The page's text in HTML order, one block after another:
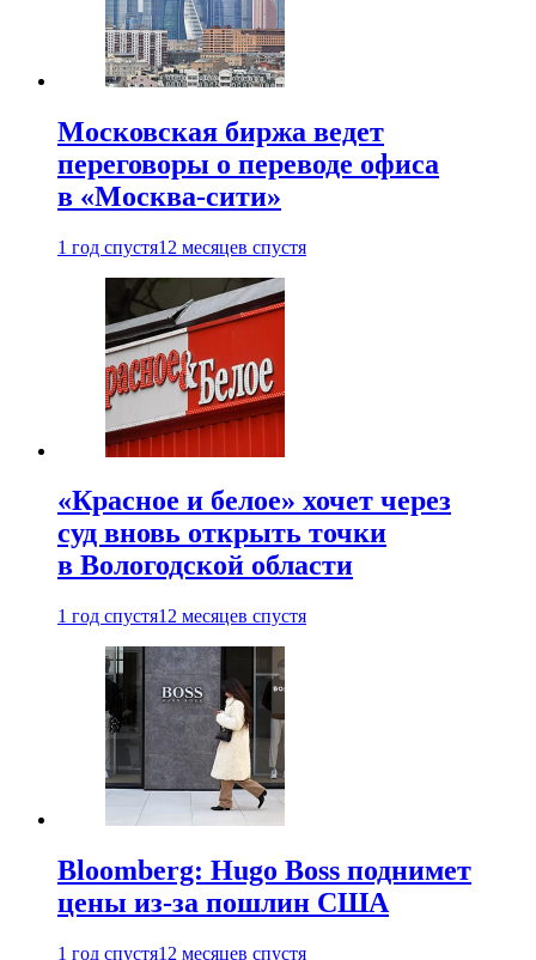
Московская биржа ведет
переговоры о переводе офиса
в «Москва-сити»
1 год спустя12 месяцев спустя
«Красное и белое» хочет через
суд вновь открыть точки
в Вологодской области
1 год спустя12 месяцев спустя
Bloomberg: Hugo Boss поднимет
цены из-за пошлин США
1 год спустя12 месяцев спустя